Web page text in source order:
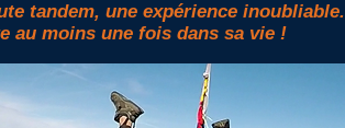
tandem, une expérience inoubliable.
au moins une fois dans sa vie !